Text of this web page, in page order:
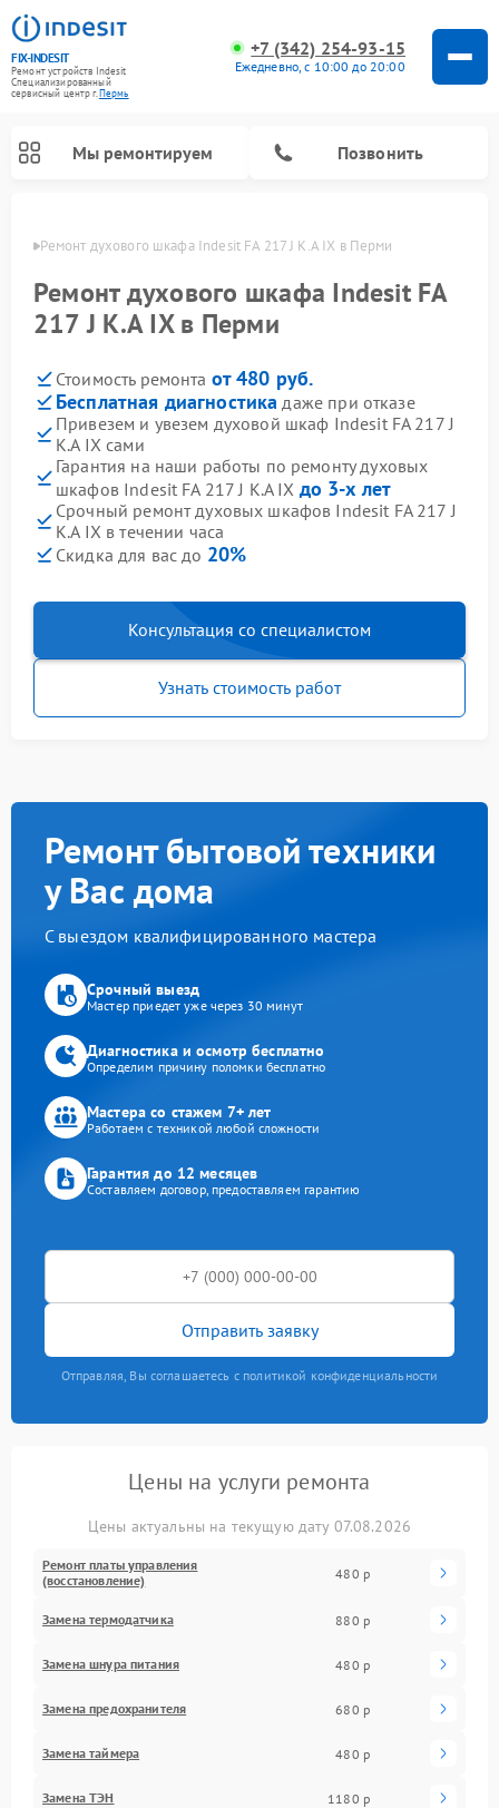
FIX-INDESIT
Ремонт устройств Indesit
Специализированный
cервисный центр г.Пермь
+7 (342) 254-93-15
Ежедневно, с 10:00 до 20:00
Мы ремонтируем Позвонить
Ремонт духового шкафа Indesit FA 217 J K.A IX в Перми
Ремонт духового шкафа Indesit FA
217 J K.A IX в Перми
Стоимость ремонта от 480 руб.
Бесплатная диагностика даже при отказе
Привезем и увезем духовой шкаф Indesit FA 217 J
K.A IX сами
Гарантия на наши работы по ремонту духовых
шкафов Indesit FA 217 J K.A IX до 3-х лет
Срочный ремонт духовых шкафов Indesit FA 217 J
K.A IX в течении часа
Скидка для вас до 20%
Консультация со специалистом
Узнать стоимость работ
Ремонт бытовой техники
у Вас дома
С выездом квалифицированного мастера
Срочный выезд
Мастер приедет уже через 30 минут
Диагностика и осмотр бесплатно
Определим причину поломки бесплатно
Мастера со стажем 7+ лет
Работаем с техникой любой сложности
Гарантия до 12 месяцев
Составляем договор, предоставляем гарантию
Отправить заявку
Отправляя, Вы соглашаетесь с политикой конфиденциальности
Цены на услуги ремонта
Цены актуальны на текущую дату 07.08.2026
Ремонт платы управления
(восстановление)
480 р
Замена термодатчика 880 р
Замена шнура питания 480 р
Замена предохранителя 680 р
Замена таймера 480 р
Замена ТЭН 1180 р